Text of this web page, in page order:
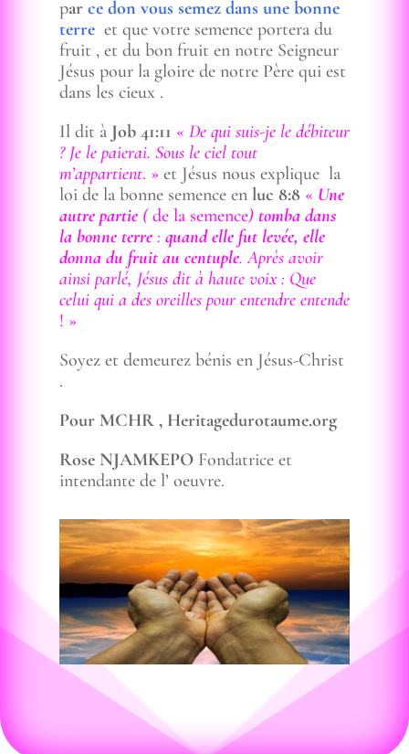
par ce don vous semez dans une bonne
terre et que votre semence portera du
fruit , et du bon fruit en notre Seigneur
Jésus pour la gloire de notre Père qui est
dans les cieux .
Il dit à Job 41:11 « De qui suis-je le débiteur
? Je le paierai. Sous le ciel tout
m’appartient. » et Jésus nous explique la
loi de la bonne semence en luc 8:8« Une
autre partie(de la semence) tomba dans
la bonne terre: quand elle fut levée, elle
donna du fruit au centuple. Après avoir
ainsi parlé, Jésus dit à haute voix : Que
celui qui a des oreilles pour entendre entende
! »
Soyez et demeurez bénis en Jésus-Christ
.
Pour MCHR , Heritagedurotaume.org
Rose NJAMKEPOFondatrice et
intendante de l’ oeuvre.